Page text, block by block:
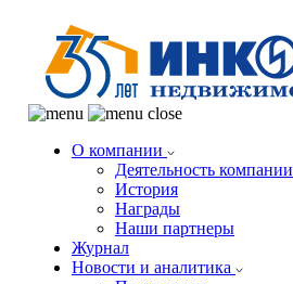
О компании
Деятельность компании
История
Награды
Наши партнеры
Журнал
Новости и аналитика